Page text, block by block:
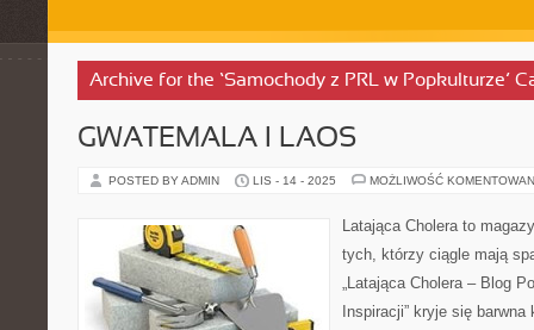
Archive for the ‘Samochody z PRL w Popkulturze’
GWATEMALA I LAOS
POSTED BY ADMIN LIS - 14 - 2025 MOŻLIWOŚĆ
Latająca Cholera to
tych, którzy ciągle mają
„Latająca Cholera – Blog
Inspiracji” kryje się